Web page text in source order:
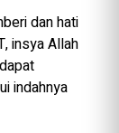
dan hati
insya Allah
indahnya